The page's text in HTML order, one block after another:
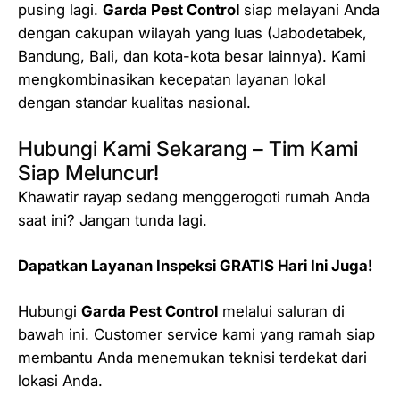
pusing lagi. Garda Pest Control siap melayani Anda
dengan cakupan wilayah yang luas (Jabodetabek,
Bandung, Bali, dan kota-kota besar lainnya). Kami
mengkombinasikan kecepatan layanan lokal
dengan standar kualitas nasional.
Hubungi Kami Sekarang – Tim Kami
Siap Meluncur!
Khawatir rayap sedang menggerogoti rumah Anda
saat ini? Jangan tunda lagi.
Dapatkan Layanan Inspeksi GRATIS Hari Ini Juga!
Hubungi Garda Pest Control melalui saluran di
bawah ini. Customer service kami yang ramah siap
membantu Anda menemukan teknisi terdekat dari
lokasi Anda.